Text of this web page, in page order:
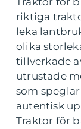
riktiga
leka
olika
tillverkade
utrustade
som
autentisk
Traktor för